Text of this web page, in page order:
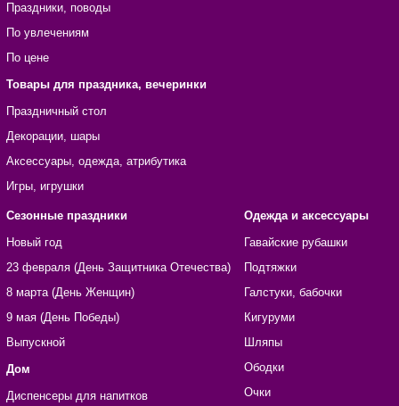
Праздники, поводы
По увлечениям
По цене
Товары для праздника, вечеринки
Праздничный стол
Декорации, шары
Аксессуары, одежда, атрибутика
Игры, игрушки
Сезонные праздники
Новый год
23 февраля (День Защитника Отечества)
8 марта (День Женщин)
9 мая (День Победы)
Выпускной
Дом
Диспенсеры для напитков
Одежда и аксессуары
Гавайские рубашки
Подтяжки
Галстуки, бабочки
Кигуруми
Шляпы
Ободки
Очки